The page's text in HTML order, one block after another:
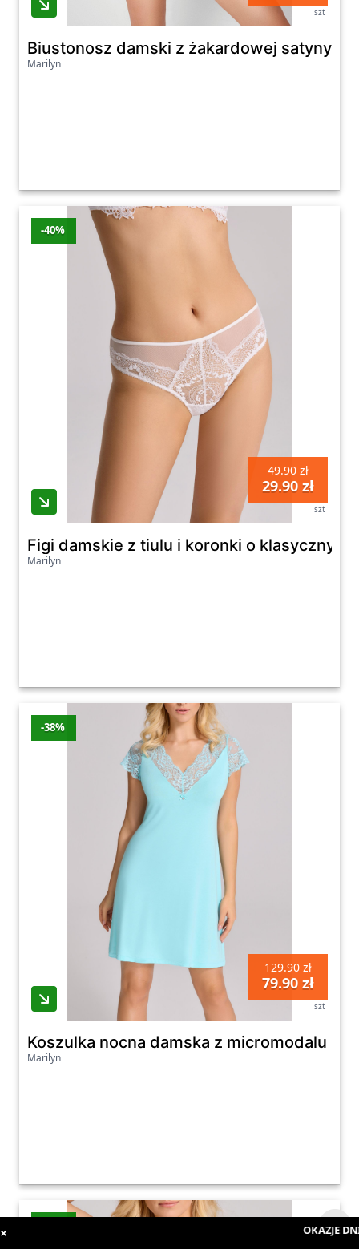
szt
Biustonosz damski z żakardowej satyny w
Marilyn
-40%
49.90 zł
29.90 zł
szt
Figi damskie z tiulu i koronki o klasycznym
Marilyn
-38%
129.90 zł
79.90 zł
szt
Koszulka nocna damska z micromodalu
Marilyn
× OKAZJE DNIA: